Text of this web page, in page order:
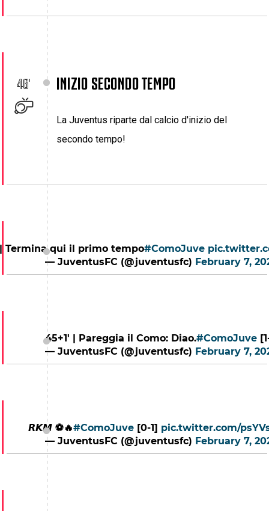
46' INIZIO SECONDO TEMPO
La Juventus riparte dal calcio d'inizio del
secondo tempo!
Termina qui il primo tempo#ComoJuve
— JuventusFC (@juventusfc) February 7,
45+1' | Pareggia il Como: Diao.#ComoJuve
— JuventusFC (@juventusfc) February 7,
𝙍𝙆𝙈 ⚽️🔥#ComoJuve[0-1] pic.twitter.com/
— JuventusFC (@juventusfc) February 7,